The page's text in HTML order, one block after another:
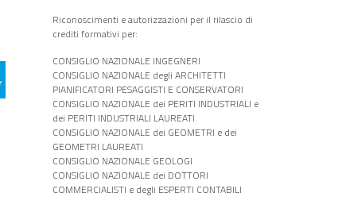
Riconoscimenti e autorizzazioni per il rilascio di
crediti formativi per:
CONSIGLIO NAZIONALE INGEGNERI
CONSIGLIO NAZIONALE degli ARCHITETTI
PIANIFICATORI PESAGGISTI E CONSERVATORI
CONSIGLIO NAZIONALE dei PERITI INDUSTRIALI e
dei PERITI INDUSTRIALI LAUREATI
CONSIGLIO NAZIONALE dei GEOMETRI e dei
GEOMETRI LAUREATI
CONSIGLIO NAZIONALE GEOLOGI
CONSIGLIO NAZIONALE dei DOTTORI
COMMERCIALISTI e degli ESPERTI CONTABILI